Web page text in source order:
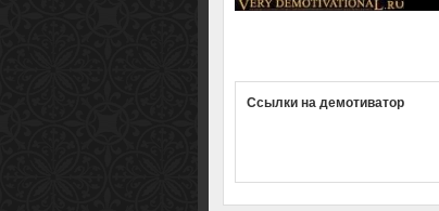
Ссылки на демотиватор